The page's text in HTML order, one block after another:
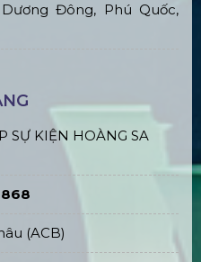
Đông, Phú Quốc,
SỰ KIỆN HOÀNG SA
(ACB)